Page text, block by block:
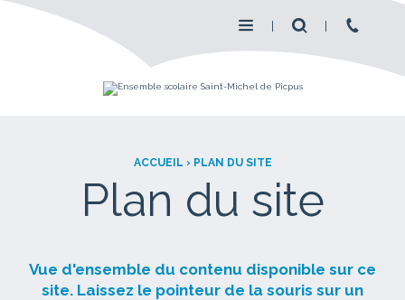
ACCUEIL › PLAN DU SITE
Plan du site
Vue d'ensemble du contenu disponible sur ce
site. Laissez le pointeur de la souris sur un